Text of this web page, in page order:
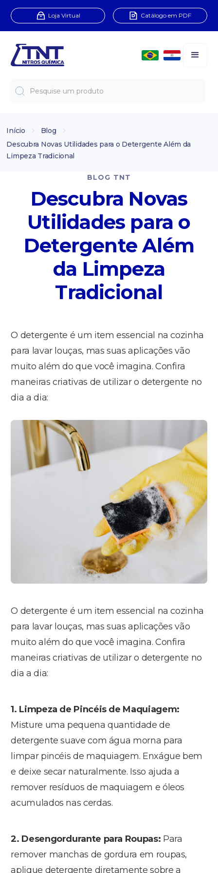
Loja Virtual Catálogo em PDF
Início
Blog
Descubra Novas Utilidades para o Detergente Além da
Limpeza Tradicional
BLOG TNT
Descubra Novas
Utilidades para o
Detergente Além
da Limpeza
Tradicional
O detergente é um item essencial na cozinha
para lavar louças, mas suas aplicações vão
muito além do que você imagina. Confira
maneiras criativas de utilizar o detergente no
dia a dia:
O detergente é um item essencial na cozinha
para lavar louças, mas suas aplicações vão
muito além do que você imagina. Confira
maneiras criativas de utilizar o detergente no
dia a dia:
1. Limpeza de Pincéis de Maquiagem:
Misture uma pequena quantidade de
detergente suave com água morna para
limpar pincéis de maquiagem. Enxágue bem
e deixe secar naturalmente. Isso ajuda a
remover resíduos de maquiagem e óleos
acumulados nas cerdas.
2. Desengordurante para Roupas: Para
remover manchas de gordura em roupas,
aplique detergente diretamente sobre a